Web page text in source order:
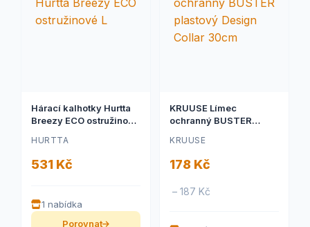
Hárací kalhotky Hurtta
Breezy ECO ostružinové
HURTTA
531 Kč
1 nabídka
Porovnat
KRUUSE Límec
ochranný BUSTER
30cm
KRUUSE
178 Kč
– 187 Kč